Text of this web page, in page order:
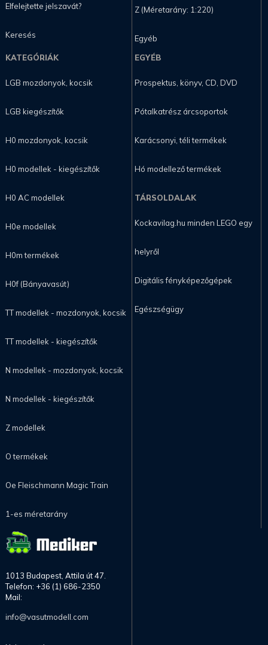
Elfelejtette jelszavát?
Keresés
Z (Méretarány: 1:220)
Egyéb
KATEGÓRIÁK
LGB mozdonyok, kocsik
LGB kiegészítők
H0 mozdonyok, kocsik
H0 modellek - kiegészítők
H0 AC modellek
H0e modellek
H0m termékek
H0f (Bányavasút)
TT modellek - mozdonyok, kocsik
TT modellek - kiegészítők
N modellek - mozdonyok, kocsik
N modellek - kiegészítők
Z modellek
O termékek
Oe Fleischmann Magic Train
1-es méretarány
EGYÉB
Prospektus, könyv, CD, DVD
Pótalkatrész árcsoportok
Karácsonyi, téli termékek
Hó modellező termékek
TÁRSOLDALAK
Kockavilag.hu minden LEGO egy
helyről
Digitális fényképezőgépek
Egészségügy
1013 Budapest, Attila út 47.
Telefon: +36 (1) 686-2350
Mail:
info@vasutmodell.com